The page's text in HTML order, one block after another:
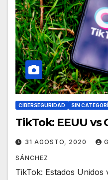
CIBERSEGURIDAD SIN
TikTok: EEUU vs
31 AGOSTO, 2020
SÁNCHEZ
TikTok: Estados